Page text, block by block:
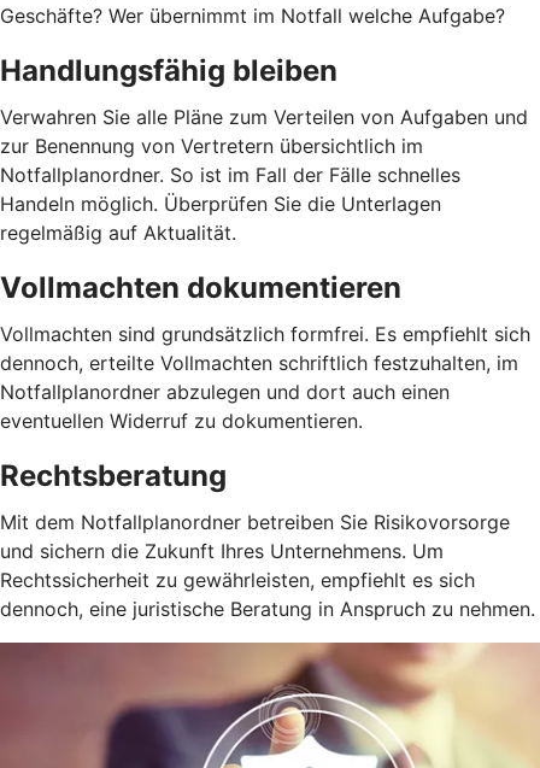
Geschäfte? Wer übernimmt im Notfall welche Aufgabe?
Handlungsfähig bleiben
Verwahren Sie alle Pläne zum Verteilen von Aufgaben und
zur Benennung von Vertretern übersichtlich im
Notfallplanordner. So ist im Fall der Fälle schnelles
Handeln möglich. Überprüfen Sie die Unterlagen
regelmäßig auf Aktualität.
Vollmachten dokumentieren
Vollmachten sind grundsätzlich formfrei. Es empfiehlt sich
dennoch, erteilte Vollmachten schriftlich festzuhalten, im
Notfallplanordner abzulegen und dort auch einen
eventuellen Widerruf zu dokumentieren.
Rechtsberatung
Mit dem Notfallplanordner betreiben Sie Risikovorsorge
und sichern die Zukunft Ihres Unternehmens. Um
Rechtssicherheit zu gewährleisten, empfiehlt es sich
dennoch, eine juristische Beratung in Anspruch zu nehmen.